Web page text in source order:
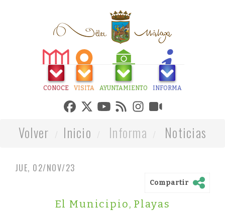
CONOCE VISITA AYUNTAMIENTO INFORMA
Volver Inicio Informa Noticias
JUE, 02/NOV/23
Compartir
El Municipio, Playas